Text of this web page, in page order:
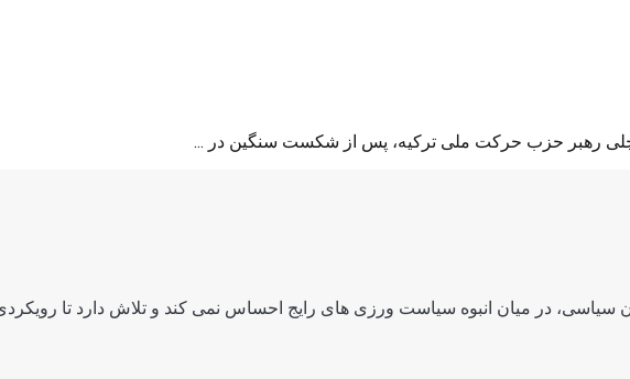
رهبر حزب حرکت ملی ترکیه، پس از شکست سنگین در ...
سیاسی، در میان انبوه سیاست ورزی های رایج احساس نمی کند و تلاش دارد تا رویکردی